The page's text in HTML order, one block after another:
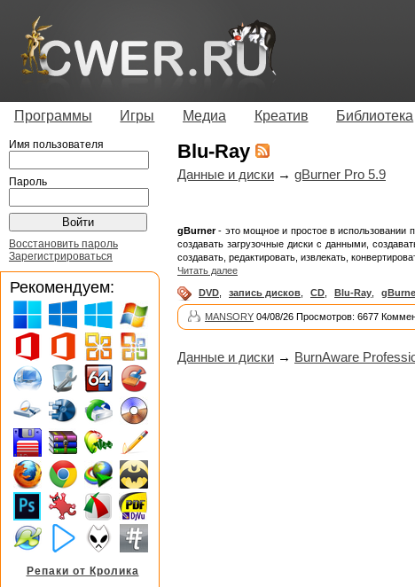
Программы Игры Медиа Креатив Библиотека
Blu-Ray
Данные и диски → gBurner Pro 5.9
gBurner- это мощное и простое в использовании
создавать загрузочные диски с данными,
создавать, редактировать, извлекать,
Читать далее
DVD запись дисков CD Blu-Ray
MANSORY 04/08/26 Просмотров: 6677
Данные и диски → BurnAware
Имя пользователя
Пароль
Восстановить пароль
Зарегистрироваться
Рекомендуем:
Репаки от Кролика